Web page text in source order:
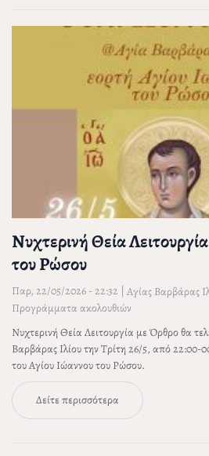
Νυχτερινή Θεία
του Ρώσου
Παρ, 22/05/2026 - 22:32 | Αγίας Βαρβάρας
Προγράμματα ακολουθιών
Νυχτερινή Θεία Λειτουργία με Όρθρο θα
Βαρβάρας Ιλίου την Τρίτη 26/5, από 22:00-
του Αγίου Ιώαννου του Ρώσου.
Δείτε περισσότερα